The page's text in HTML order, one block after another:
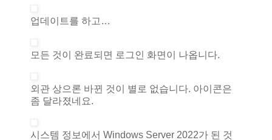
업데이트를 하고…
모든 것이 완료되면 로그인 화면이 나옵니다.
외관 상으론 바뀐 것이 별로 없습니다. 아이콘은
좀 달라졌네요.
시스템 정보에서 Windows Server 2022가 된 것